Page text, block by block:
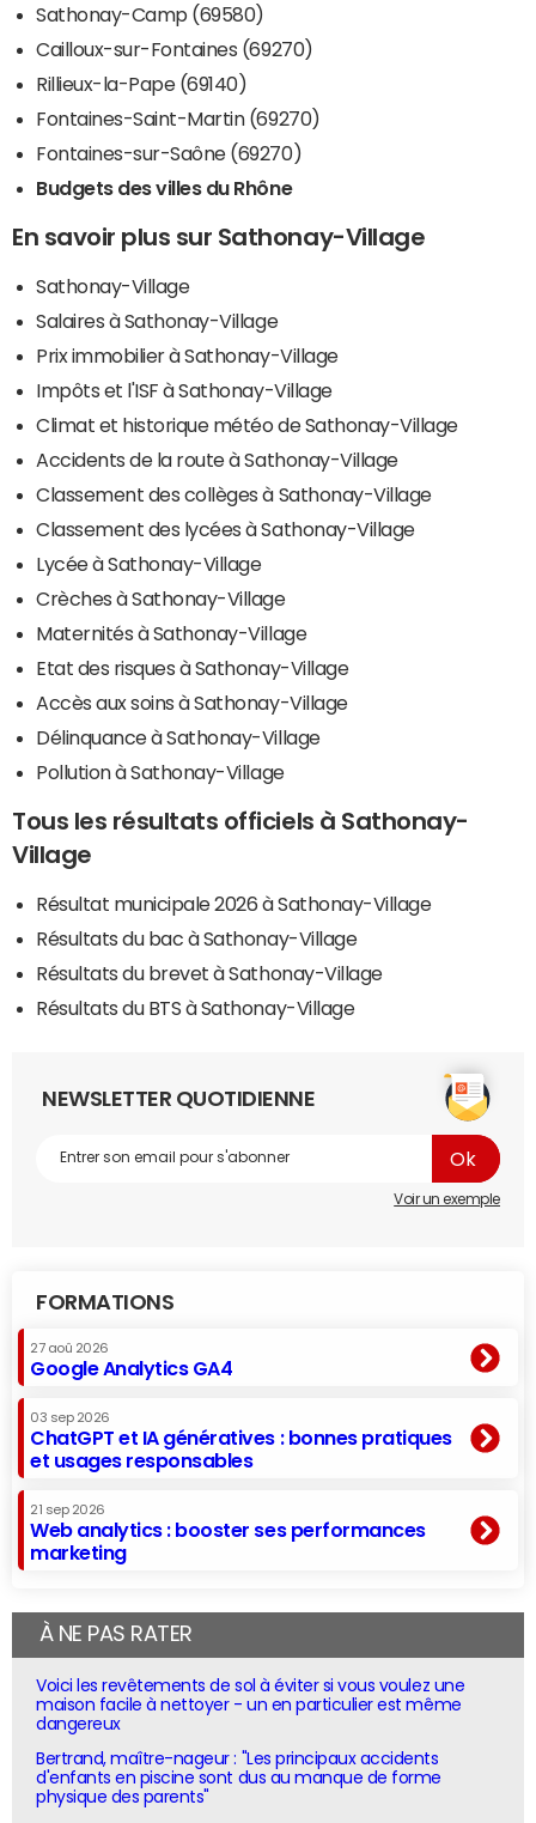
Sathonay-Camp (69580)
Cailloux-sur-Fontaines (69270)
Rillieux-la-Pape (69140)
Fontaines-Saint-Martin (69270)
Fontaines-sur-Saône (69270)
Budgets des villes du Rhône
En savoir plus sur Sathonay-Village
Sathonay-Village
Salaires à Sathonay-Village
Prix immobilier à Sathonay-Village
Impôts et l'ISF à Sathonay-Village
Climat et historique météo de Sathonay-Village
Accidents de la route à Sathonay-Village
Classement des collèges à Sathonay-Village
Classement des lycées à Sathonay-Village
Lycée à Sathonay-Village
Crèches à Sathonay-Village
Maternités à Sathonay-Village
Etat des risques à Sathonay-Village
Accès aux soins à Sathonay-Village
Délinquance à Sathonay-Village
Pollution à Sathonay-Village
Tous les résultats officiels à Sathonay-
Village
Résultat municipale 2026 à Sathonay-Village
Résultats du bac à Sathonay-Village
Résultats du brevet à Sathonay-Village
Résultats du BTS à Sathonay-Village
NEWSLETTER QUOTIDIENNE
Voir un exemple
FORMATIONS
27 aoû 2026
Google Analytics GA4
03 sep 2026
ChatGPT et IA génératives : bonnes pratiques
et usages responsables
21 sep 2026
Web analytics : booster ses performances
marketing
À NE PAS RATER
Voici les revêtements de sol à éviter si vous voulez une
maison facile à nettoyer - un en particulier est même
dangereux
Bertrand, maître-nageur : "Les principaux accidents
d'enfants en piscine sont dus au manque de forme
physique des parents"